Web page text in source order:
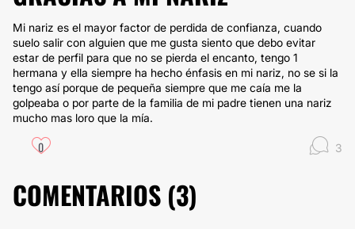
Mi nariz es el mayor factor de perdida de confianza, cuando
suelo salir con alguien que me gusta siento que debo evitar
estar de perfil para que no se pierda el encanto, tengo 1
hermana y ella siempre ha hecho énfasis en mi nariz, no se si la
tengo así porque de pequeña siempre que me caía me la
golpeaba o por parte de la familia de mi padre tienen una nariz
mucho mas loro que la mía.
0 3
COMENTARIOS (3)